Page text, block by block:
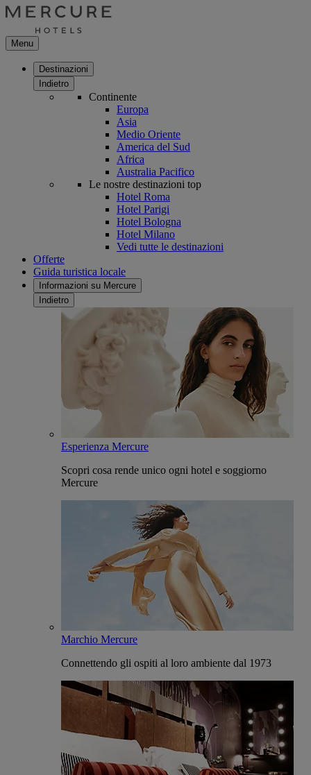
Menu
Destinazioni
Indietro
Continente
Europa
Asia
Medio Oriente
America del Sud
Africa
Australia Pacifico
Le nostre destinazioni top
Hotel Roma
Hotel Parigi
Hotel Bologna
Hotel Milano
Vedi tutte le destinazioni
Offerte
Guida turistica locale
Informazioni su Mercure
Indietro
Esperienza Mercure
Scopri cosa rende unico ogni hotel e soggiorno
Mercure
Marchio Mercure
Connettendo gli ospiti al loro ambiente dal 1973